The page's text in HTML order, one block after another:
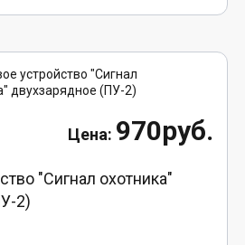
970руб.
"Сигнал охотника"
2)